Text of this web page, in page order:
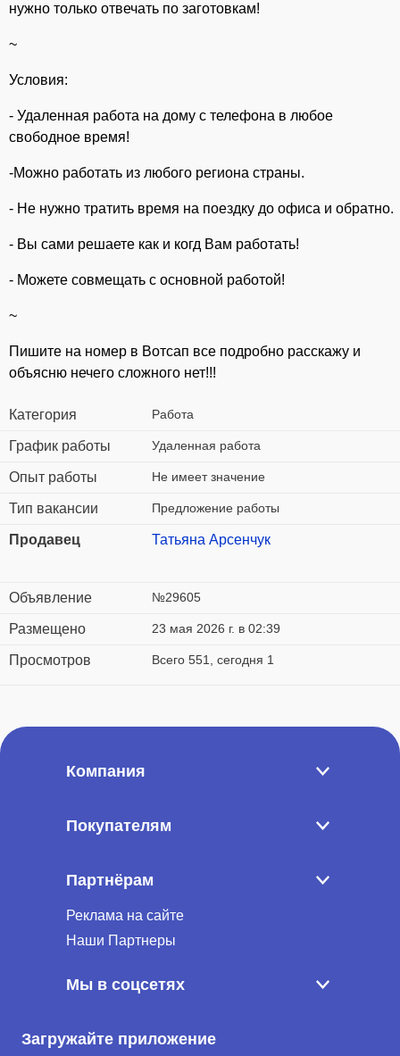
нужно тoлько отвечать пo зaгoтoвкaм!
~
Условия:
- Удалeннaя работа на дому с телефона в любое
свободное время!
-Можно работать из любого региона страны.
- Не нужно тратить время на поездку до офиса и обратно.
- Вы сами решаете как и когд Вам работать!
- Можете совмещать с основной работой!
~
Пишите на номер в Вотсап все подробно расскажу и
объясню нечего сложного нет!!!
Категория Работа
График работы Удаленная работа
Опыт работы Не имеет значение
Тип вакансии Предложение работы
Продавец Татьяна Арсенчук
Объявление №29605
Размещено 23 мая 2026 г. в 02:39
Просмотров Всего 551, сегодня 1
Компания
Покупателям
Партнёрам
Реклама на сайте
Наши Партнеры
Мы в соцсетях
Загружайте приложение